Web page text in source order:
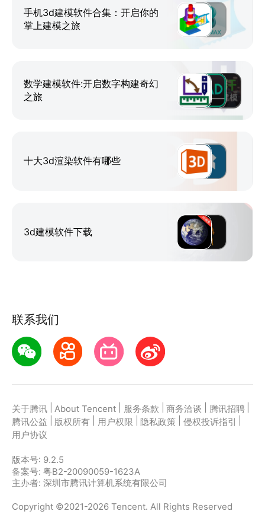
设备连接
网络环境不支持时，也能使用离线模式快速打印
手机3d建模软件合集：开启你的
掌上建模之旅
数学建模软件:开启数字构建奇幻
之旅
十大3d渲染软件有哪些
3d建模软件下载
联系我们
关于腾讯 About Tencent 服务条款 商务洽谈 腾讯招聘
腾讯公益
版权所有 用户权限 隐私政策 侵权投诉指引
用户协议
版本号: 9.2.5
备案号: 粤B2-20090059-1623A
主办者: 深圳市腾讯计算机系统有限公司
Copyright ©2021-2026 Tencent. All Rights Reserved